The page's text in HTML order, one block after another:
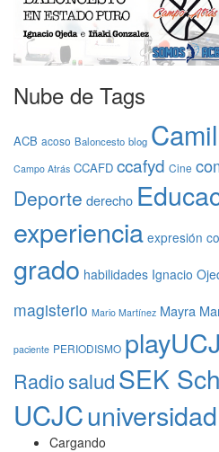
Nube de Tags
ACB acoso Baloncesto blog
Campo Atrás CCAFD ccafyd Cine
Deporte derecho
experiencia expresión
grado habilidades Ignacio
magisterio Mario Martínez Mayra
paciente PERIODISMO
RadiosaludSEK
UCJCuniversidad
Cargando